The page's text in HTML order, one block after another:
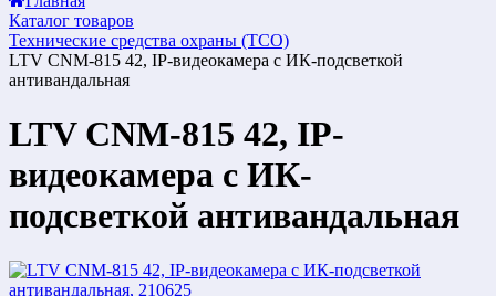
Каталог товаров
Технические средства охраны (ТСО)
LTV CNM-815 42, IP-видеокамера с ИК-подсветкой
антивандальная
LTV CNM-815 42, IP-
видеокамера с ИК-
подсветкой антивандальная